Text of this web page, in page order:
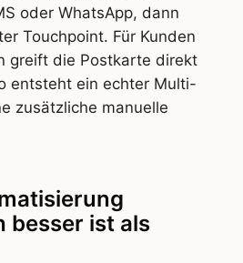
oder WhatsApp, dann
Touchpoint. Für Kunden
greift die Postkarte direkt
entsteht ein echter Multi-
zusätzliche manuelle
besser ist als